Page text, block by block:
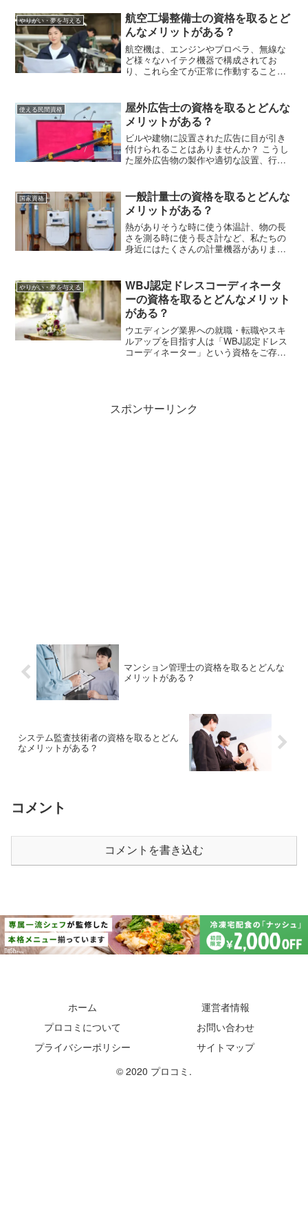
士について、資格の内容や取得のメリッ
ト、難易度、就職先など気になるポイン
トを解説していきます。
やりがい・夢を与える
航空工場整備士の資格を取るとど
んなメリットがある？
航空機は、エンジンやプロペラ、無線な
ど様々なハイテク機器で構成されてお
り、これら全てが正常に作動することで
「航空工場整備士」です。今回はこの航
空工場整備士とはどんな国家資格か、取
得に必要な知識や就職先、資格取得のメ
リットなどを紹介していきます。
使える民間資格
屋外広告士の資格を取るとどんな
メリットがある？
ビルや建物に設置された広告に目が引き
付けられることはありませんか？ こうし
た屋外広告物の製作や適切な設置、行政
す。この記事では屋外広告士の仕事内容
や受験資格、試験の免除制度などについ
て解説します。
国家資格
一般計量士の資格を取るとどんな
メリットがある？
熱がありそうな時に使う体温計、物の長
さを測る時に使う長さ計など、私たちの
身近にはたくさんの計量機器がありま
般計量士とはどんな資格か、取得の方法
やメリットなどを紹介していきます。
やりがい・夢を与える
WBJ認定ドレスコーディネータ
ーの資格を取るとどんなメリット
がある？
ウエディング業界への就職・転職やスキ
ルアップを目指す人は「WBJ認定ドレス
コーディネーター」という資格をご存知
スポンサーリンク
マンション管理士の資格を取るとどんな
メリットがある？
システム監査技術者の資格を取るとどん
なメリットがある？
コメント
コメントを書き込む
ホーム
運営者情報
プロコミについて
お問い合わせ
プライバシーポリシー
サイトマップ
© 2020 プロコミ.